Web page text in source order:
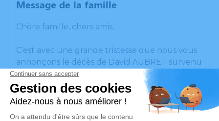
Message de la famille
Chère famille, chers amis,
C’est avec une grande tristesse que nous vous
annonçons le décès de David AUBRET survenu
le mercredi 10 avril 2024 à Jussac.
Nous vous invitons à utiliser cet espace pour
laisser vos condoléances, partager des photos